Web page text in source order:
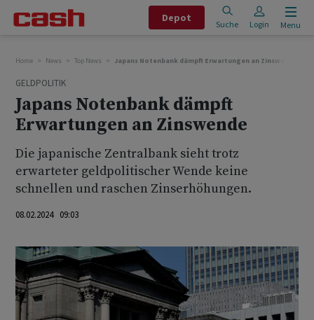
Depot
Suche Login Menu
Home News Top News Japans Notenbank dämpft Erwartungen an Zinswende
GELDPOLITIK
Japans Notenbank dämpft
Erwartungen an Zinswende
Die japanische Zentralbank sieht trotz
erwarteter geldpolitischer Wende keine
schnellen und raschen Zinserhöhungen.
08.02.2024 09:03